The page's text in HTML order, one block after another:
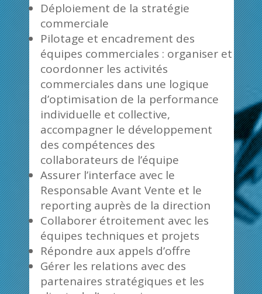
Déploiement de la stratégie
commerciale
Pilotage et encadrement des
équipes commerciales : organiser et
coordonner les activités
commerciales dans une logique
d’optimisation de la performance
individuelle et collective,
accompagner le développement
des compétences des
collaborateurs de l’équipe
Assurer l’interface avec le
Responsable Avant Vente et le
reporting auprès de la direction
Collaborer étroitement avec les
équipes techniques et projets
Répondre aux appels d’offre
Gérer les relations avec des
partenaires stratégiques et les